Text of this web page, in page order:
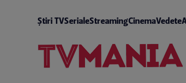
Știri TVSerialeStreamingCinemaVedete